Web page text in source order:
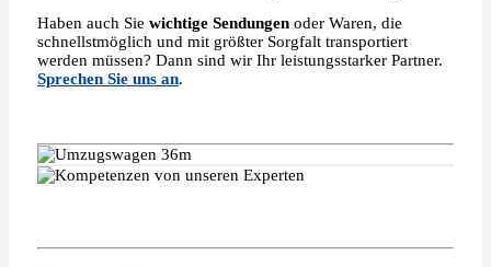
Haben auch Sie wichtige Sendungenoder Waren, die
schnellstmöglich und mit größter Sorgfalt transportiert
werden müssen? Dann sind wir Ihr leistungsstarker Partner.
Sprechen Sie uns an.